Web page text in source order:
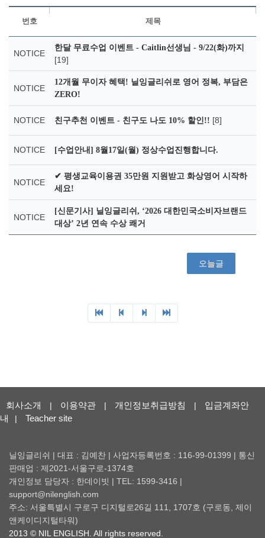
회사소개 | 이용약관 | 개인정보취급방침 |
입금계좌안
내
| Teacher site
닐잉글리쉬 | 대표 : 김예찬 | 사업자등록번호 : 116-99-01399 | 통신
판매업 : 제2021-서울구로-1374호
개인정보 담당자 : 한데이빗 | TEL: 1599-3416 |
support@nilenglish.com
주소: 서울특별시 구로구 디지털로26길 111, 1707호 (구로동, 제이
앤케이디지털타워)
2013 © NIL ENGLISH. All rights reserved.